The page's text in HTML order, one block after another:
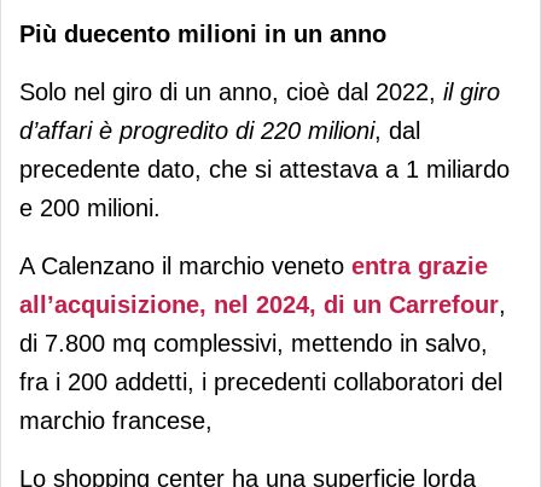
Più duecento milioni in un anno
Solo nel giro di un anno, cioè dal 2022, il giro
d’affari è progredito di 220 milioni, dal
precedente dato, che si attestava a 1 miliardo
e 200 milioni.
A Calenzano il marchio veneto entra grazie
all’acquisizione, nel 2024, di un Carrefour,
di 7.800 mq complessivi, mettendo in salvo,
fra i 200 addetti, i precedenti collaboratori del
marchio francese,
Lo shopping center ha una superficie lorda